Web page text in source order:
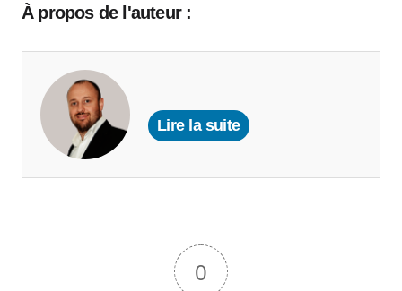
À propos de l'auteur :
Lire la suite
0